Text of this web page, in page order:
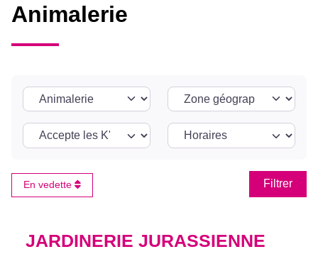
Animalerie
En vedette
JARDINERIE JURASSIENNE